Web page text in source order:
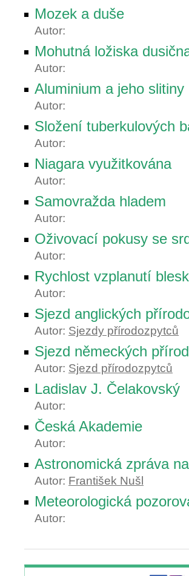
Mozek a duše
Autor:
Mohutná ložiska
Autor:
Aluminium a jeho slitiny
Autor:
Složení tuberkulových
Autor:
Niagara využitkována
Autor:
Samovražda hladem
Autor:
Oživovací pokusy se
Autor:
Rychlost vzplanutí
Autor:
Sjezd anglických
Autor: Sjezdy přírodozpytců
Sjezd německých
Autor: Sjezd přírodozpytců
Ladislav J. Čelakovský
Autor:
Česká Akademie
Autor:
Astronomická zpráva
Autor: František Nušl
Meteorologická
Autor: